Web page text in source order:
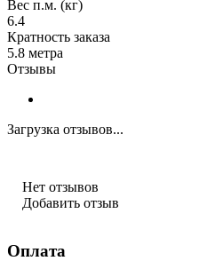
Вес п.м. (кг)
6.4
Кратность заказа
5.8 метра
Отзывы
Загрузка отзывов...
Нет отзывов
Добавить отзыв
Оплата